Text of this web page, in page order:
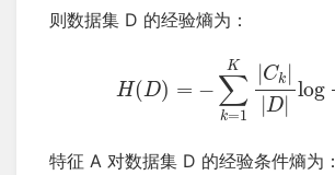
则数据集 D 的经验熵为：
H(D) = −
K
∑
k=1
|Ck |
|D|
log
特征 A 对数据集 D 的经验条件熵为：